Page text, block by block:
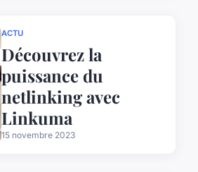
ACTU
Découvrez la
puissance du
netlinking avec
Linkuma
15 novembre 2023